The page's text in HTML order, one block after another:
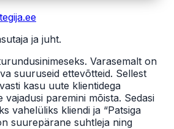
ja juht.
Varasemalt on
suuruseid ettevõtteid. Sellest
kasu uute klientidega
vajadusi paremini mõista. Sedasi
vahelüliks kliendi ja “Patsiga
suurepärane suhtleja ning